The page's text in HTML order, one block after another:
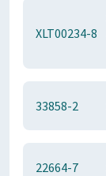
XLT00234-8
33858-2
22664-7